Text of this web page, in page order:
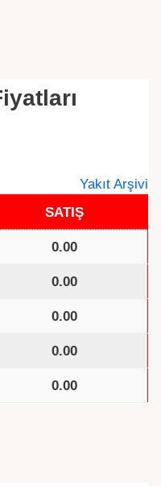
Yakıt Arşivi
SATIŞ
0.00
0.00
0.00
0.00
0.00